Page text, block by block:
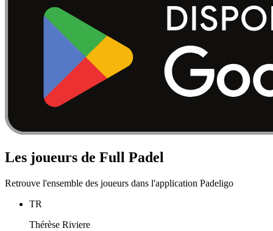
Les joueurs de Full Padel
Retrouve l'ensemble des joueurs dans l'application Padeligo
TR
Thérèse Riviere